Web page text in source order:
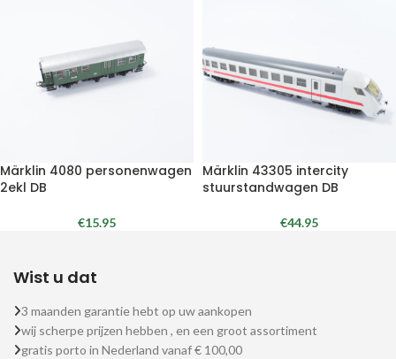
Märklin 4080 personenwagen
2ekl DB
€15.95
Märklin 43305 intercity
stuurstandwagen DB
€44.95
Wist u dat
3 maanden garantie hebt op uw aankopen
wij scherpe prijzen hebben , en een groot assortiment
gratis porto in Nederland vanaf € 100,00